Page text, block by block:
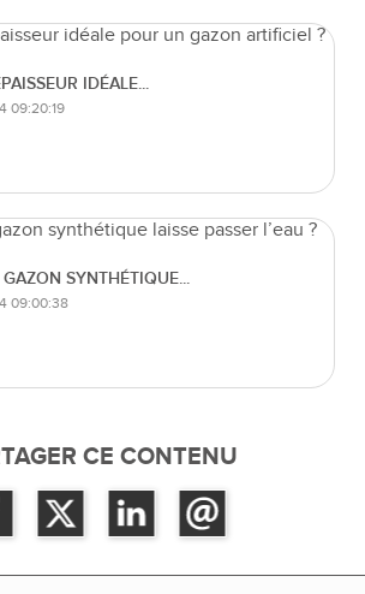
IDÉALE...
09:20:19
GAZON SYNTHÉTIQUE...
09:00:38
CE CONTENU